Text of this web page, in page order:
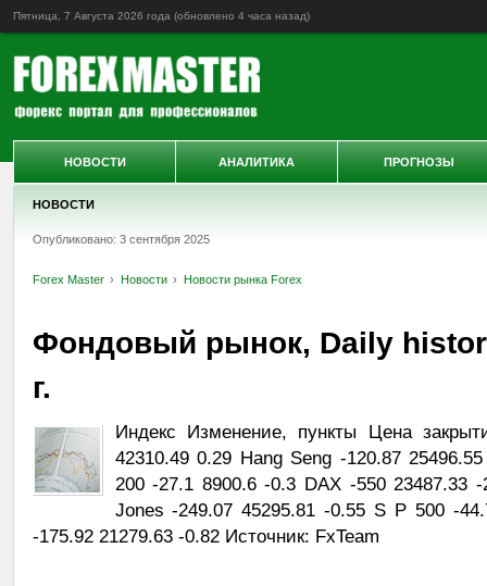
Пятница, 7 Августа 2026 года (обновлено 4 часа назад)
НОВОСТИ
Опубликовано: 3 сентября 2025
Forex Master Новости Новости рынка Forex
Фондовый рынок, Daily
г.
Индекс Изменение, пункты Цена
42310.49 0.29 Hang Seng -120.87
200 -27.1 8900.6 -0.3 DAX -550 23487.33
Jones -249.07 45295.81 -0.55 S P 500 -
-175.92 21279.63 -0.82 Источник: FxTeam
НОВОСТИ АНАЛИТИКА ПРОГНОЗЫ